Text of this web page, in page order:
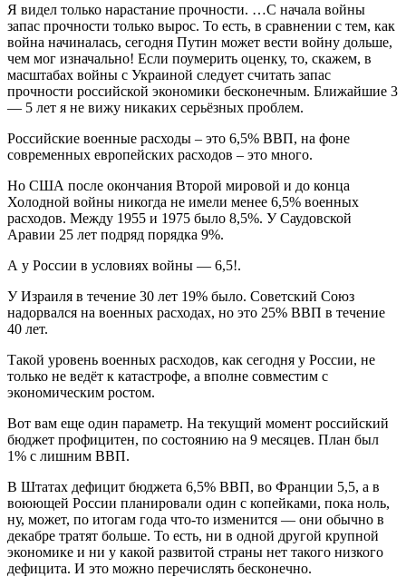
Я видел только нарастание прочности. …С начала войны
запас прочности только вырос. То есть, в сравнении с тем, как
война начиналась, сегодня Путин может вести войну дольше,
чем мог изначально! Если поумерить оценку, то, скажем, в
масштабах войны с Украиной следует считать запас
прочности российской экономики бесконечным. Ближайшие 3
— 5 лет я не вижу никаких серьёзных проблем.
Российские военные расходы – это 6,5% ВВП, на фоне
современных европейских расходов – это много.
Но США после окончания Второй мировой и до конца
Холодной войны никогда не имели менее 6,5% военных
расходов. Между 1955 и 1975 было 8,5%. У Саудовской
Аравии 25 лет подряд порядка 9%.
А у России в условиях войны — 6,5!.
У Израиля в течение 30 лет 19% было. Советский Союз
надорвался на военных расходах, но это 25% ВВП в течение
40 лет.
Такой уровень военных расходов, как сегодня у России, не
только не ведёт к катастрофе, а вполне совместим с
экономическим ростом.
Вот вам еще один параметр. На текущий момент российский
бюджет профицитен, по состоянию на 9 месяцев. План был
1% с лишним ВВП.
В Штатах дефицит бюджета 6,5% ВВП, во Франции 5,5, а в
воюющей России планировали один с копейками, пока ноль,
ну, может, по итогам года что-то изменится — они обычно в
декабре тратят больше. То есть, ни в одной другой крупной
экономике и ни у какой развитой страны нет такого низкого
дефицита. И это можно перечислять бесконечно.